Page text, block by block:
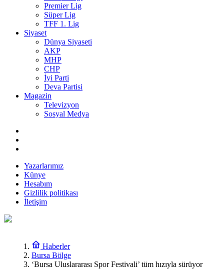
Premier Lig
Süper Lig
TFF 1. Lig
Siyaset
Dünya Siyaseti
AKP
MHP
CHP
İyi Parti
Deva Partisi
Magazin
Televizyon
Sosyal Medya
Yazarlarımız
Künye
Hesabım
Gizlilik politikası
İletişim
Haberler
Bursa Bölge
‘Bursa Uluslararası Spor Festivali’ tüm hızıyla sürüyor